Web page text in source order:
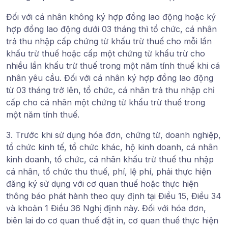
Đối với cá nhân không ký hợp đồng lao động hoặc ký
hợp đồng lao động dưới 03 tháng thì tổ chức, cá nhân
trả thu nhập cấp chứng từ khấu trừ thuế cho mỗi lần
khấu trừ thuế hoặc cấp một chứng từ khấu trừ cho
nhiều lần khấu trừ thuế trong một năm tính thuế khi cá
nhân yêu cầu. Đối với cá nhân ký hợp đồng lao động
từ 03 tháng trở lên, tổ chức, cá nhân trả thu nhập chỉ
cấp cho cá nhân một chứng từ khấu trừ thuế trong
một năm tính thuế.
3. Trước khi sử dụng hóa đơn, chứng từ, doanh nghiệp,
tổ chức kinh tế, tổ chức khác, hộ kinh doanh, cá nhân
kinh doanh, tổ chức, cá nhân khấu trừ thuế thu nhập
cá nhân, tổ chức thu thuế, phí, lệ phí, phải thực hiện
đăng ký sử dụng với cơ quan thuế hoặc thực hiện
thông báo phát hành theo quy định tại Điều 15, Điều 34
và khoản 1 Điều 36 Nghị định này. Đối với hóa đơn,
biên lai do cơ quan thuế đặt in, cơ quan thuế thực hiện